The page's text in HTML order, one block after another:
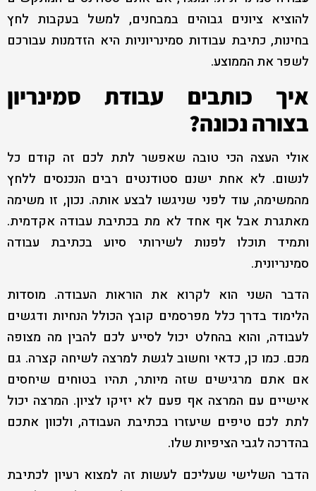
להוציא ציונים גבוהים במבחנים, למשל בעקבות לחץ
בחינות, כתיבת עבודות סמינריוניות היא הזדמנות עבורכם
לשפר את הממוצע.
איך כותבים עבודת סמינריון
בצורה נכונה?
אולי העצה הכי טובה שאפשר לתת לכם זה קודם כל
לנשום. לא אחת ישנם סטודנטים רבים הנכנסים ללחץ
מהמשימה, עוד לפני שניגשו לבצע אותה. נכון, זו משימה
מאתגרת אבל אף אחד לא מת בכתיבת עבודה אקדמית.
ותמיד תוכלו לפנות לשירותי סיוע בכתיבת עבודה
סמינריונית.
הדבר השני הוא לקרוא את הוראות העבודה. מוסדות
הלימוד בדרך כלל מפרסמים קובץ הכולל הנחיות ודגשים
לעבודה, והוא בהחלט יכול לסייע לכם להבין מה מצופה
מכם. כמו כן, כדאי וחשוב לגשת למרצה לשיחה קצרה. גם
אם אתם מרגישים שזה מיותר, תהיו בטוחים שיחסים
אישיים עם המרצה אף פעם לא יזיקו לציון. המרצה יכול
לתת לכם טיפים שיעזרו בכתיבת העבודה, ולכוון אתכם
בהדרכה לגבי הציפיות שלו.
הדבר השלישי שעליכם לעשות זה למצוא רעיון לכתיבת